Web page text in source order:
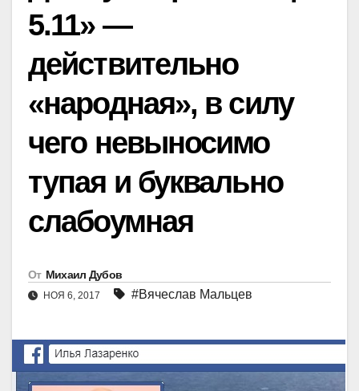
5.11» —
действительно
«народная», в силу
чего невыносимо
тупая и буквально
слабоумная
От Михаил Дубов
НОЯ 6, 2017 #Вячеслав Мальцев